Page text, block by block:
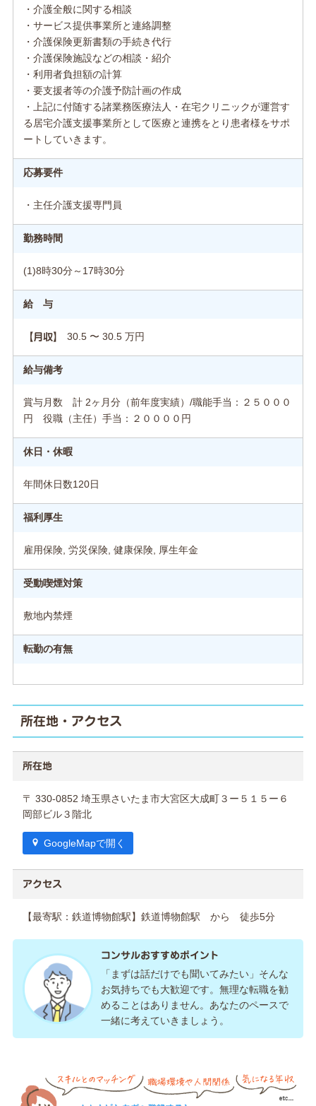
・介護全般に関する相談
・サービス提供事業所と連絡調整
・介護保険更新書類の手続き代行
・介護保険施設などの相談・紹介
・利用者負担額の計算
・要支援者等の介護予防計画の作成
・上記に付随する諸業務医療法人・在宅クリニックが運営す
る居宅介護支援事業所として医療と連携をとり患者様をサポ
ートしていきます。
応募要件
・主任介護支援専門員
勤務時間
(1)8時30分～17時30分
給 与
【月収】 30.5 〜 30.5 万円
給与備考
賞与月数 計 2ヶ月分（前年度実績）/職能手当：２５０００
円 役職（主任）手当：２００００円
休日・休暇
年間休日数120日
福利厚生
雇用保険, 労災保険, 健康保険, 厚生年金
受動喫煙対策
敷地内禁煙
転勤の有無
所在地・アクセス
所在地
〒 330-0852 埼玉県さいたま市大宮区大成町３ー５１５ー６
岡部ビル３階北
GoogleMapで開く
アクセス
【最寄駅：鉄道博物館駅】鉄道博物館駅 から 徒歩5分
コンサルおすすめポイント
「まずは話だけでも聞いてみたい」そんな
お気持ちでも大歓迎です。無理な転職を勧
めることはありません。あなたのペースで
一緒に考えていきましょう。